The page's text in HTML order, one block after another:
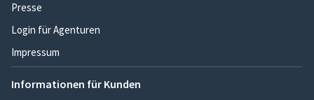
Presse
Login für Agenturen
Impressum
Informationen für Kunden